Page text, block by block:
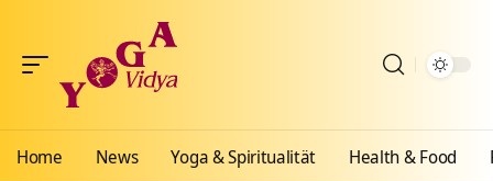
Home News Yoga & Spiritualität Health & Food